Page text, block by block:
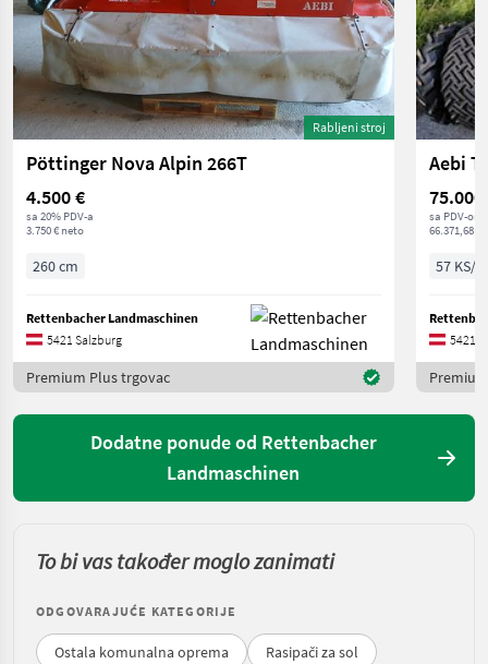
Rabljeni stroj
Pöttinger Nova Alpin 266T
4.500 €
sa 20% PDV-a
3.750 € neto
260 cm
Rettenbacher Landmaschinen
5421 Salzburg
Premium Plus trgovac
Aebi
75.000
sa PDV-om
66.371,68 €
57 KS/
5421
Dodatne ponude od Rettenbacher
Landmaschinen
To bi vas također moglo zanimati
ODGOVARAJUĆE KATEGORIJE
Ostala komunalna oprema
Rasipači za sol